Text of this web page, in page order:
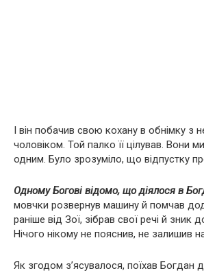
І він побачив свою кохану в обнімку з
чоловіком. Той палко її цілував. Вони
одним. Було зрозуміло, що відпустку
Одному Богові відомо, що діялося в
мовчки розвернув машину й помчав
раніше від Зої, зібрав свої речі й зник
Нічого нікому не пояснив, не залишив
Як згодом з’ясувалося, поїхав Богдан